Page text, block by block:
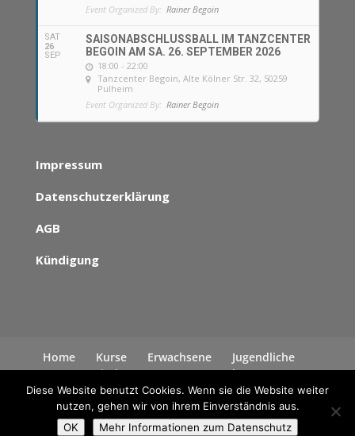
Event Organized By: Rainer Begoin
SAT
26
SEP
SAISONABSCHLUSSBALL IM TANZCENTER
BEGOIN AM SA. 26. SEPTEMBER 2026
18:00 - 22:00
Tanzcenter Begoin, Alte Kölner Str. 32, 50259
Pulheim
Event Organized By: Rainer Begoin
Impressum
Datenschutzerklärung
AGB
Kündigung
Home Kurse Erwachsene
Jugendliche
Kinder
News
Kontakt
Datenschutzerklärung
Alle Rechte liegen bei Rainer Begoin
Diese Website benutzt Cookies. Wenn sie die Website weiter
nutzen, gehen wir von ihrem Einverständnis aus.
OK
Mehr Informationen zum Datenschutz